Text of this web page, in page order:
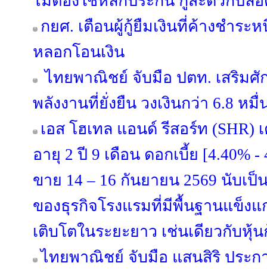
กยศ. เตือนผู้กู้ยืมเงินที่ค้างชำระ
หลอกโอนเงิน
ไทยพาณิชย์ จับมือ ปตท. เสริมศั
พลังงานที่ยั่งยืน วงเงินกว่า 6.8 ห
เอส โฮเทล แอนด์ รีสอร์ท
อายุ 2 ปี 9 เดือน ดอกเบี้ย [4.40%
ขาย 14 – 16 กันยายน 2569 นับเ
ของธุรกิจโรงแรมที่มีพื้นฐานแข็ง
เติบโตในระยะยาว เช่นเดียวกับหุ้
ไทยพาณิชย์ จับมือ แสนสิริ ประก